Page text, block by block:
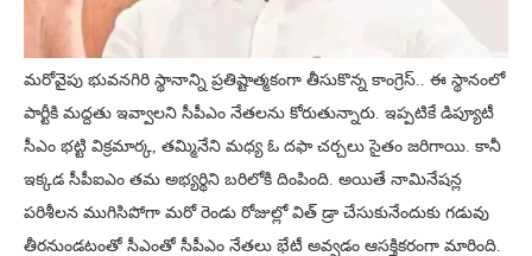
మరోవైపు భువనగిరి స్థానాన్ని ప్రతిష్టాత్మకంగా తీసుకొన్న కాంగ్రెస్.. ఈ స్థానంలో
పార్టీకి మద్దతు ఇవ్వాలని సీపీఎం నేతలను కోరుతున్నారు. ఇప్పటికే డిప్యూటీ
సీఎం భట్టి విక్రమార్క, తమ్మినేని మధ్య ఓ దఫా చర్చలు సైతం జరిగాయి. కానీ
ఇక్కడ సీపీఐఎం తమ అభ్యర్థిని బరిలోకి దింపింది. అయితే నామినేషన్ల
పరిశీలన ముగిసిపోగా మరో రెండు రోజుల్లో విత్ డ్రా చేసుకునేందుకు గడువు
తీరనుండటంతో సీఎంతో సీపీఎం నేతలు భేటీ అవ్వడం ఆసక్తికరంగా మారింది.